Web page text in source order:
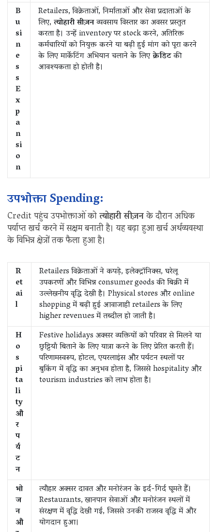
B
u
si
n
e
s
s
E
x
p
a
n
si
o
n
Retailers, विक्रेताओं, निर्माताओं और सेवा प्रदाताओं के
लिए, त्योहारी सीज़नव्यवसाय विस्तार का अवसर प्रस्तुत
करता है। उन्हें inventory पर stock करने, अतिरिक्त
कर्मचारियों को नियुक्त करने या बढ़ी हुई मांग को पूरा करने
के लिए मार्केटिंग अभियान चलाने के लिएक्रेडिटकी
आवश्यकता हो होती है।
उपभोक्ता Spending:
Credit पहुंच उपभोक्ताओं कोत्योहारी सीज़नके दौरान अधिक
पर्याप्त खर्च करने में सक्षम बनाती है। यह बढ़ा हुआ खर्च अर्थव्यवस्था
के विभिन्न क्षेत्रों तक फैला हुआ है।
R
et
ai
l
Retailers विक्रेताओं ने कपड़े, इलेक्ट्रॉनिक्स, घरेलू
उपकरणों और विभिन्न consumer goods की बिक्री में
उल्लेखनीय वृद्धि देखी है। Physical stores और online
shopping में बढ़ी हुई आवाजाही retailers के लिए
higher revenues में तब्दील हो जाती है।
H
o
s
pi
ta
li
ty
औ
र
प
र्य
ट
न
Festive holidays अक्सर व्यक्तियों को परिवार से मिलने या
छुट्टियाँ बिताने के लिए यात्रा करने के लिए प्रेरित करती हैं।
परिणामस्वरूप, होटल, एयरलाइंस और पर्यटन स्थलों पर
बुकिंग में वृद्धि का अनुभव होता है, जिससे hospitality और
tourism industries को लाभ होता है।
भो
ज
न
औ
त्यौहार अक्सर दावत और मनोरंजन के इर्द-गिर्द घूमते हैं।
Restaurants, खानपान सेवाओं और मनोरंजन स्थलों में
संरक्षण में वृद्धि देखी गई, जिससे उनकी राजस्व वृद्धि में और
योगदान हुआ।